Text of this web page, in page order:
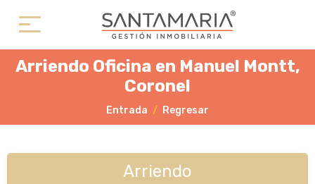
Arriendo Oficina en Manuel Montt,
Coronel
Entrada Regresar
Arriendo